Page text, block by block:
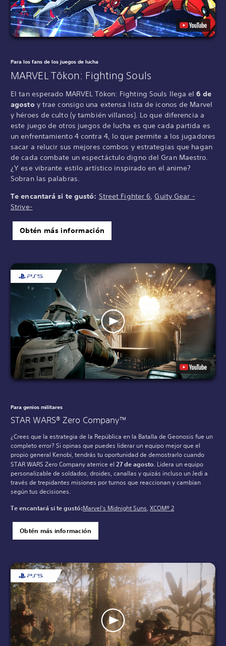
Para los fans de los juegos de lucha
MARVEL Tōkon: Fighting Souls
El tan esperado MARVEL Tōkon: Fighting Souls llega el6 de
agostoy trae consigo una extensa lista de iconos de Marvel
y héroes de culto (y también villanos). Lo que diferencia a
este juego de otros juegos de lucha es que cada partida es
un enfrentamiento 4 contra 4, lo que permite a los jugadores
sacar a relucir sus mejores combos y estrategias que hagan
de cada combate un espectáctulo digno del Gran Maestro.
¿Y ese vibrante estilo artístico inspirado en el anime?
Sobran las palabras.
Te encantará si te gustó: Street Fighter 6,Guity Gear -
Strive-
Obtén más información
Para genios militares
STAR WARS® Zero Company™
¿Crees que la estrategia de la República en la Batalla de Geonosis fue un
completo error? Si opinas que puedes liderar un equipo mejor que el
propio general Kenobi, tendrás tu oportunidad de demostrarlo cuando
STAR WARS Zero Company aterrice el 27 de agosto. Lidera un equipo
personalizable de soldados, droides, canallas y quizás incluso un Jedi a
través de trepidantes misiones por turnos que reaccionan y cambian
según tus decisiones.
Te encantará si te gustó:Marvel's Midnight Suns,XCOM® 2
Obtén más información